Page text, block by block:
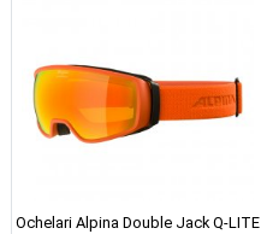
Ochelari Alpina Double Jack Q-LITE